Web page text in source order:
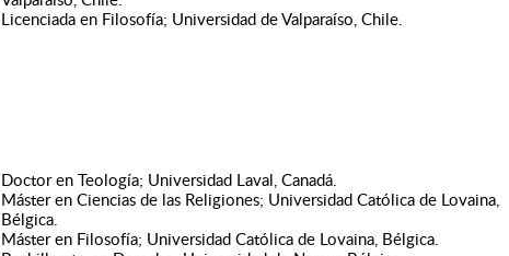
Licenciada en Filosofía; Universidad de Valparaíso, Chile.
Doctor en Teología; Universidad Laval, Canadá.
Máster en Ciencias de las Religiones; Universidad Católica de Lovaina,
Bélgica.
Máster en Filosofía; Universidad Católica de Lovaina, Bélgica.